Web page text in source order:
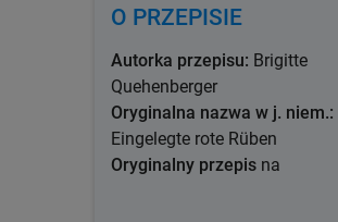
O PRZEPISIE
Autorka przepisu: Brigitte
Quehenberger
Oryginalna nazwa w j. niem.:
Eingelegte rote Rüben
Oryginalny przepis na